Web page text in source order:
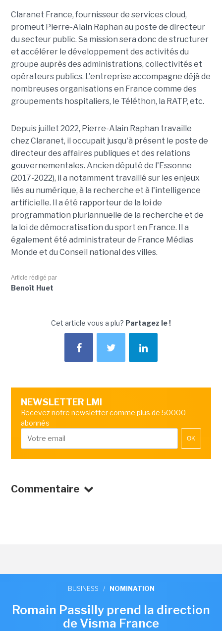
Claranet France, fournisseur de services cloud,
promeut Pierre-Alain Raphan au poste de directeur
du secteur public. Sa mission sera donc de structurer
et accélérer le développement des activités du
groupe auprès des administrations, collectivités et
opérateurs publics. L'entreprise accompagne déjà de
nombreuses organisations en France comme des
groupements hospitaliers, le Téléthon, la RATP, etc.
Depuis juillet 2022, Pierre-Alain Raphan travaille
chez Claranet, il occupait jusqu'à présent le poste de
directeur des affaires publiques et des relations
gouvernementales. Ancien député de l'Essonne
(2017-2022), il a notamment travaillé sur les enjeux
liés au numérique, à la recherche et à l'intelligence
artificielle. Il a été rapporteur de la loi de
programmation pluriannuelle de la recherche et de
la loi de démocratisation du sport en France. Il a
également été administrateur de France Médias
Monde et du Conseil national des villes.
Article rédigé par
Benoît Huet
Cet article vous a plu? Partagez le !
NEWSLETTER LMI
Recevez notre newsletter comme plus de 50000
abonnés
OK
Commentaire
BUSINESS / NOMINATION
Romain Passilly prend la direction
de Visma France